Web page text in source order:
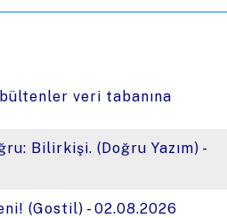
veri tabanına
Bilirkişi. (Doğru Yazım) -
(Gostil) - 02.08.2026